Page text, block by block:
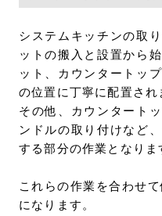
システムキッチンの取
ットの搬入と設置から
ット、カウンタートッ
の位置に丁寧に配置され
その他、カウンタート
ンドルの取り付けなど
する部分の作業となりま
これらの作業を合わせ
になります。